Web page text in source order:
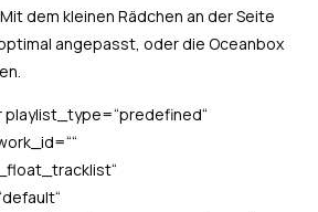
dem kleinen Rädchen an der Seite
angepasst, oder die Oceanbox
playlist_type=“predefined“